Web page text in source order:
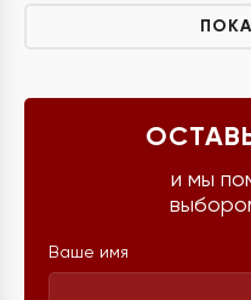
и мы
Ваше имя